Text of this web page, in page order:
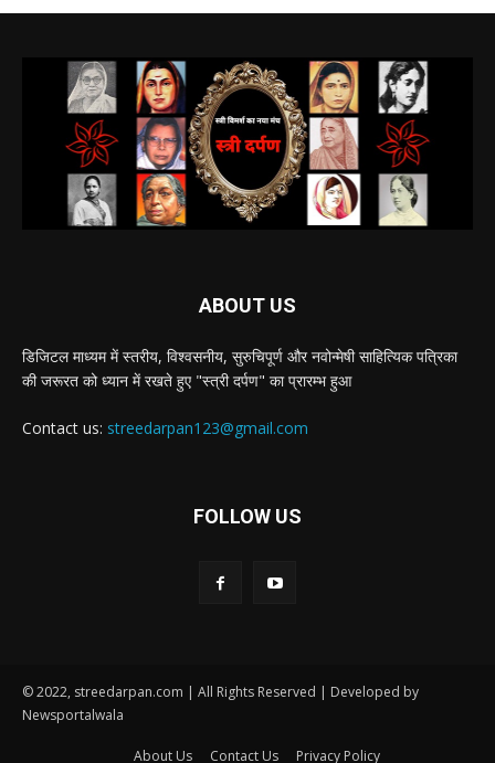
ABOUT US
डिजिटल माध्यम में स्तरीय, विश्वसनीय, सुरुचिपूर्ण और नवोन्मेषी साहित्यिक पत्रिका
की जरूरत को ध्यान में रखते हुए "स्त्री दर्पण" का प्रारम्भ हुआ
Contact us: streedarpan123@gmail.com
FOLLOW US
© 2022, streedarpan.com | All Rights Reserved | Developed by
Newsportalwala
About Us Contact Us Privacy Policy